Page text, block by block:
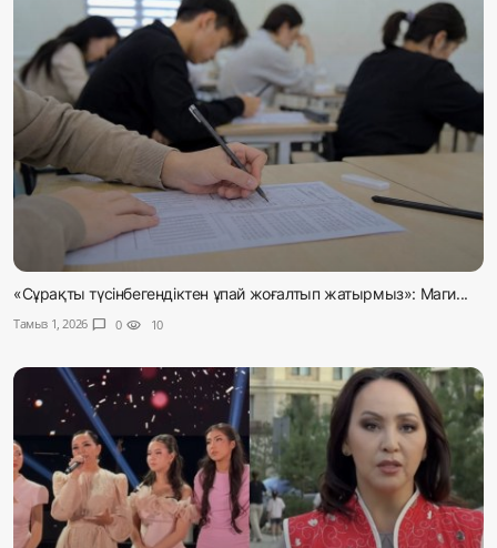
«Сұрақты түсінбегендіктен ұпай жоғалтып жатырмыз»: Маги...
Тамыз 1, 2026 chat_bubble 0 visibility 10